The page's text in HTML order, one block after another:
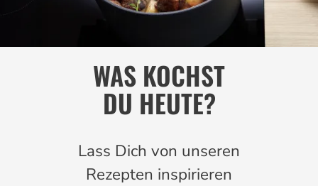
WAS KOCHST
DU HEUTE?
Lass Dich von unseren
Rezepten inspirieren